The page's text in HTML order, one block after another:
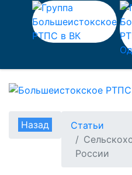
Назад
Статьи
России